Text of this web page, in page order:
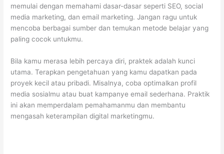
memulai dengan memahami dasar-dasar seperti SEO, social
media marketing, dan email marketing. Jangan ragu untuk
mencoba berbagai sumber dan temukan metode belajar yang
paling cocok untukmu.
Bila kamu merasa lebih percaya diri, praktek adalah kunci
utama. Terapkan pengetahuan yang kamu dapatkan pada
proyek kecil atau pribadi. Misalnya, coba optimalkan profil
media sosialmu atau buat kampanye email sederhana. Praktik
ini akan memperdalam pemahamanmu dan membantu
mengasah keterampilan digital marketingmu.